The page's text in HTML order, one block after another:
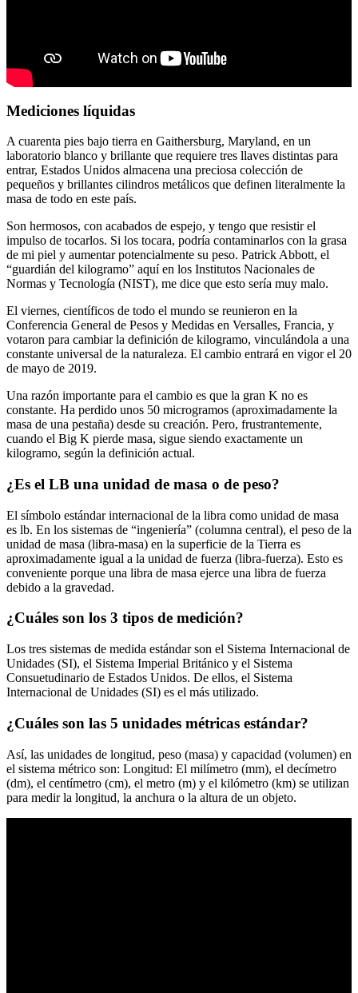
Mediciones líquidas
A cuarenta pies bajo tierra en Gaithersburg, Maryland, en un
laboratorio blanco y brillante que requiere tres llaves distintas para
entrar, Estados Unidos almacena una preciosa colección de
pequeños y brillantes cilindros metálicos que definen literalmente la
masa de todo en este país.
Son hermosos, con acabados de espejo, y tengo que resistir el
impulso de tocarlos. Si los tocara, podría contaminarlos con la grasa
de mi piel y aumentar potencialmente su peso. Patrick Abbott, el
“guardián del kilogramo” aquí en los Institutos Nacionales de
Normas y Tecnología (NIST), me dice que esto sería muy malo.
El viernes, científicos de todo el mundo se reunieron en la
Conferencia General de Pesos y Medidas en Versalles, Francia, y
votaron para cambiar la definición de kilogramo, vinculándola a una
constante universal de la naturaleza. El cambio entrará en vigor el 20
de mayo de 2019.
Una razón importante para el cambio es que la gran K no es
constante. Ha perdido unos 50 microgramos (aproximadamente la
masa de una pestaña) desde su creación. Pero, frustrantemente,
cuando el Big K pierde masa, sigue siendo exactamente un
kilogramo, según la definición actual.
¿Es el LB una unidad de masa o de peso?
El símbolo estándar internacional de la libra como unidad de masa
es lb. En los sistemas de “ingeniería” (columna central), el peso de la
unidad de masa (libra-masa) en la superficie de la Tierra es
aproximadamente igual a la unidad de fuerza (libra-fuerza). Esto es
conveniente porque una libra de masa ejerce una libra de fuerza
debido a la gravedad.
¿Cuáles son los 3 tipos de medición?
Los tres sistemas de medida estándar son el Sistema Internacional de
Unidades (SI), el Sistema Imperial Británico y el Sistema
Consuetudinario de Estados Unidos. De ellos, el Sistema
Internacional de Unidades (SI) es el más utilizado.
¿Cuáles son las 5 unidades métricas estándar?
Así, las unidades de longitud, peso (masa) y capacidad (volumen) en
el sistema métrico son: Longitud: El milímetro (mm), el decímetro
(dm), el centímetro (cm), el metro (m) y el kilómetro (km) se utilizan
para medir la longitud, la anchura o la altura de un objeto.